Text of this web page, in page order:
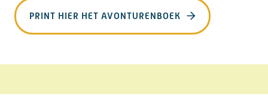
PRINT HIER HET AVONTURENBOEK